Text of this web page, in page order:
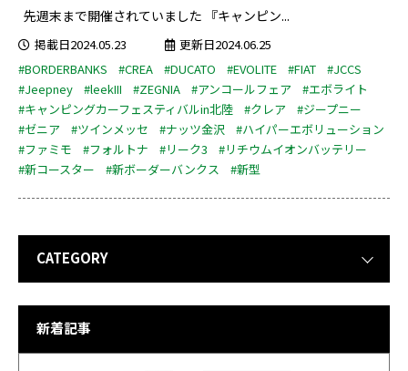
先週末まで開催されていました 『キャンピン...
掲載日2024.05.23
更新日2024.06.25
#BORDERBANKS
#CREA #DUCATO #EVOLITE #FIAT
#JCCS
#Jeepney
#leekIII #ZEGNIA #アンコールフェア
#エボライト
#キャンピングカーフェスティバルin北陸
#クレア
#ジープニー
#ゼニア
#ツインメッセ #ナッツ金沢
#ハイパーエボリューション
#ファミモ
#フォルトナ #リーク3
#リチウムイオンバッテリー
#新コースター
#新ボーダーバンクス #新型
CATEGORY
新着記事